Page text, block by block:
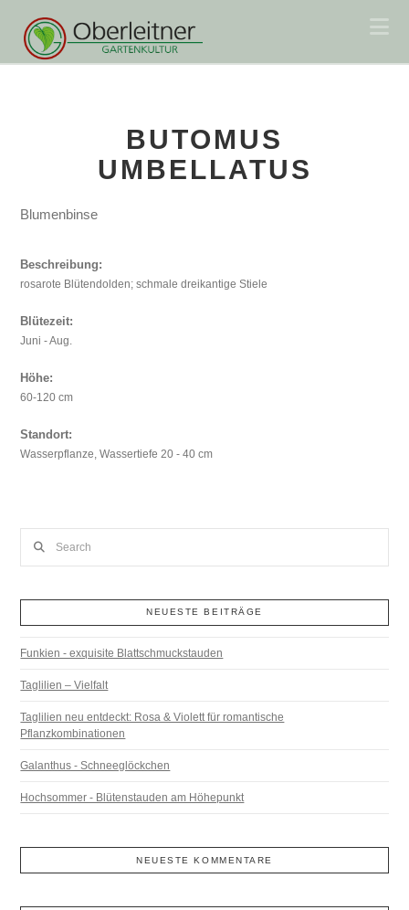
BUTOMUS
UMBELLATUS
Blumenbinse
Beschreibung:
rosarote Blütendolden; schmale dreikantige Stiele
Blütezeit:
Juni - Aug.
Höhe:
60-120 cm
Standort:
Wasserpflanze, Wassertiefe 20 - 40 cm
NEUESTE BEITRÄGE
Funkien - exquisite Blattschmuckstauden
Taglilien – Vielfalt
Taglilien neu entdeckt: Rosa & Violett für romantische
Pflanzkombinationen
Galanthus - Schneeglöckchen
Hochsommer - Blütenstauden am Höhepunkt
NEUESTE KOMMENTARE